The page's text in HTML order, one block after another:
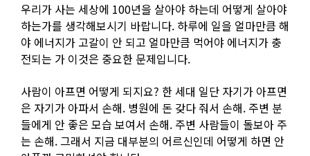
우리가 사는 세상에 100년을 살아야 하는데 어떻게 살아야
하는가를 생각해보시기 바랍니다. 하루에 일을 얼마만큼 해
야 에너지가 고갈이 안 되고 얼마만큼 먹어야 에너지가 충
전되는 가 이것은 중요한 문제입니다.
사람이 아프면 어떻게 되지요? 한 세대 일단 자기가 아프면
은 자기가 아파서 손해. 병원에 돈 갖다 줘서 손해. 주변 분
들에게 안 좋은 모습 보여서 손해. 주변 사람들이 돌보아 주
는 손해. 그래서 지금 대부분의 어르신인데 어떻게 하면 안